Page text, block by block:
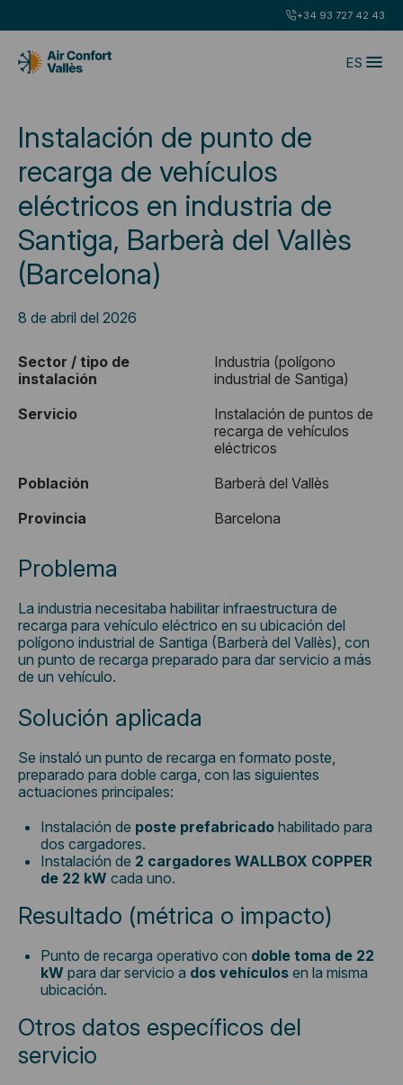
+34 93 727 42 43
ES
Instalación de punto de
recarga de vehículos
eléctricos en industria de
Santiga, Barberà del Vallès
(Barcelona)
8 de abril del 2026
Sector / tipo de
instalación
Industria (polígono
industrial de Santiga)
Servicio
Instalación de puntos de
recarga de vehículos
eléctricos
Población
Barberà del Vallès
Provincia
Barcelona
Problema
La industria necesitaba habilitar infraestructura de
recarga para vehículo eléctrico en su ubicación del
polígono industrial de Santiga (Barberà del Vallès), con
un punto de recarga preparado para dar servicio a más
de un vehículo.
Solución aplicada
Se instaló un punto de recarga en formato poste,
preparado para doble carga, con las siguientes
actuaciones principales:
Instalación de poste prefabricado habilitado para
dos cargadores.
Instalación de 2 cargadores WALLBOX COPPER
de 22 kW cada uno.
Resultado (métrica o impacto)
Punto de recarga operativo con doble toma de 22
kW para dar servicio a dos vehículos en la misma
ubicación.
Otros datos específicos del
servicio